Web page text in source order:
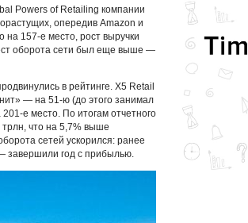
Powers of Retailing компании
опередив Amazon и
на 157-е место, рост выручки
оборота сети был еще выше —
в рейтинге. X5 Retail
— на 51-ю (до этого занимал
е место. По итогам отчетного
трлн, что на 5,7% выше
сетей ускорился: ранее
завершили год с прибылью.